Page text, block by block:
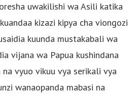
uwakilishi wa Asili katika
kizazi kipya cha viongozi
kuunda mustakabali wa
vijana wa Papua kushindana
vyuo vikuu vya serikali vya
wanaopanda mabasi na